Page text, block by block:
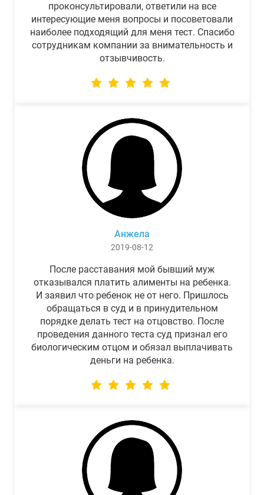
проконсультировали, ответили на все
интересующие меня вопросы и посоветовали
наиболее подходящий для меня тест. Спасибо
сотрудникам компании за внимательность и
отзывчивость.
Анжела
2019-08-12
После расставания мой бывший муж
отказывался платить алименты на ребенка.
И заявил что ребенок не от него. Пришлось
обращаться в суд и в принудительном
порядке делать тест на отцовство. После
проведения данного теста суд признал его
биологическим отцом и обязал выплачивать
деньги на ребенка.